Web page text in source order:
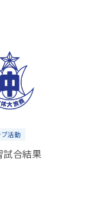
活動
合結果